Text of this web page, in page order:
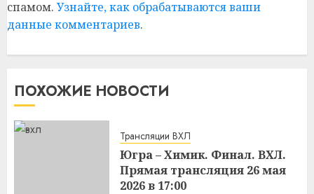
спамом. Узнайте, как обрабатываются ваши
данные комментариев.
ПОХОЖИЕ НОВОСТИ
Трансляции ВХЛ
Югра – Химик. Финал. ВХЛ.
Прямая трансляция 26 мая
2026 в 17:00